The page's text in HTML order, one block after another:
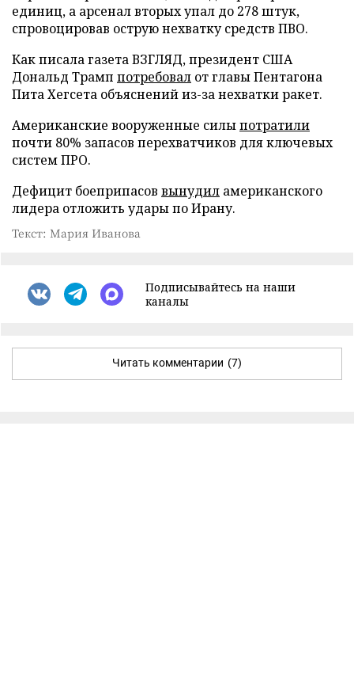
единиц, а арсенал вторых упал до 278 штук,
спровоцировав острую нехватку средств ПВО.
Как писала газета ВЗГЛЯД, президент США
Дональд Трамп потребовал от главы Пентагона
Пита Хегсета объяснений из-за нехватки ракет.
Американские вооруженные силыпотратили
почти 80% запасов перехватчиков для ключевых
систем ПРО.
Дефицит боеприпасов вынудил американского
лидера отложить удары по Ирану.
Текст: Мария Иванова
Подписывайтесь на наши
каналы
Читать комментарии (7)